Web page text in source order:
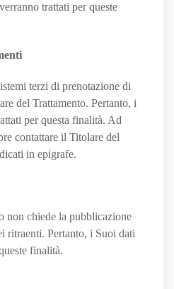
trattati per queste
terzi di prenotazione di
del Trattamento. Pertanto, i
per questa finalità. Ad
contattare il Titolare del
in epigrafe.
non chiede la pubblicazione
ritraenti. Pertanto, i Suoi dati
finalità.